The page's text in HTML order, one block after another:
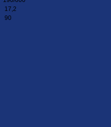
17,2
90